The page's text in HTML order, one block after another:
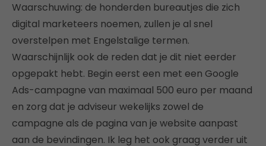
Waarschuwing: de honderden bureautjes die zich
digital marketeers noemen, zullen je al snel
overstelpen met Engelstalige termen.
Waarschijnlijk ook de reden dat je dit niet eerder
opgepakt hebt. Begin eerst een met een Google
Ads-campagne van maximaal 500 euro per maand
en zorg dat je adviseur wekelijks zowel de
campagne als de pagina van je website aanpast
aan de bevindingen. Ik leg het ook graag verder uit